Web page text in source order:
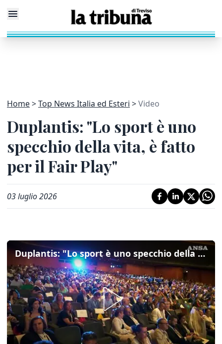
Home Top News Italia ed Esteri Video
Duplantis: "Lo sport è uno
specchio della vita, è fatto
per il Fair Play"
03 luglio 2026
Duplantis: "Lo sport è uno specchio della vita, è fatto per il Fair Play"